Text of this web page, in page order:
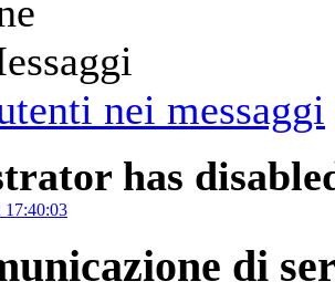
has
17:40:03
di